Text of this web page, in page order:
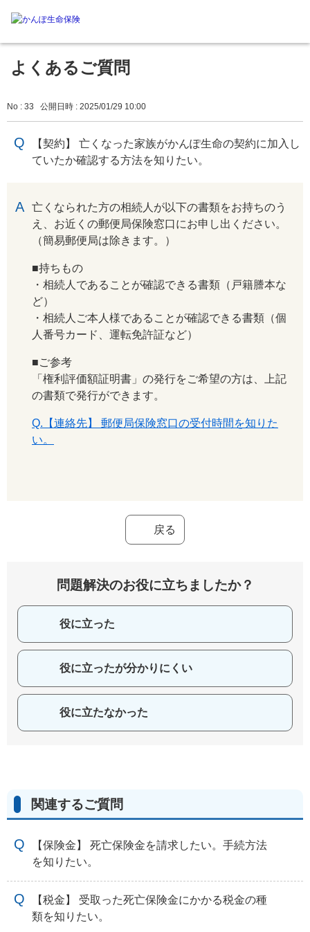
よくあるご質問
No : 33 公開日時 : 2025/01/29 10:00
【契約】 亡くなった家族がかんぽ生命の契約に加入し
ていたか確認する方法を知りたい。
亡くなられた方の相続人が以下の書類をお持ちのう
え、お近くの郵便局保険窓口にお申し出ください。
（簡易郵便局は除きます。）
■持ちもの
・相続人であることが確認できる書類（戸籍謄本な
ど）
・相続人ご本人様であることが確認できる書類（個
人番号カード、運転免許証など）
■ご参考
「権利評価額証明書」の発行をご希望の方は、上記
の書類で発行ができます。
Q.【連絡先】 郵便局保険窓口の受付時間を知りた
い。
戻る
問題解決のお役に立ちましたか？
役に立った
役に立ったが分かりにくい
役に立たなかった
関連するご質問
【保険金】 死亡保険金を請求したい。手続方法
を知りたい。
【税金】 受取った死亡保険金にかかる税金の種
類を知りたい。